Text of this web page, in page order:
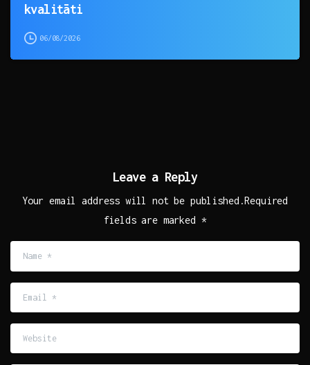
kvalitāti
06/08/2026
Leave a Reply
Your email address will not be published.Required
fields are marked *
*
Website